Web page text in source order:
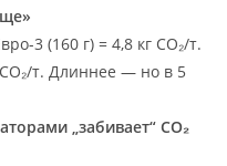
3 (160 г) = 4,8 кг CO₂/т.
т. Длиннее — но в 5
„забивает“ CO₂